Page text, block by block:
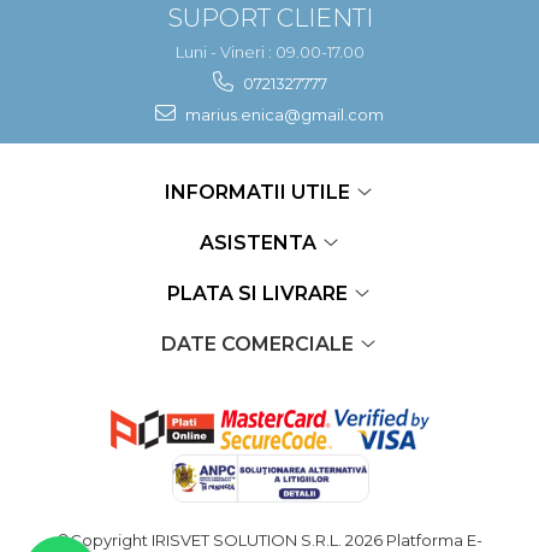
SUPORT CLIENTI
Luni - Vineri : 09.00-17.00
0721327777
marius.enica@gmail.com
INFORMATII UTILE
ASISTENTA
PLATA SI LIVRARE
DATE COMERCIALE
©Copyright IRISVET SOLUTION S.R.L. 2026 Platforma E-